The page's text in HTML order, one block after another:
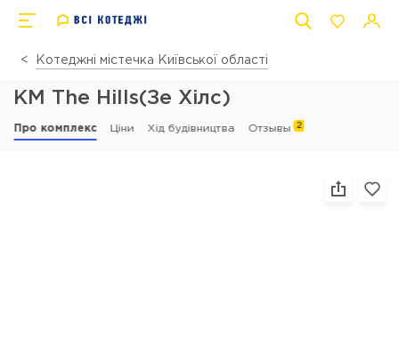
Котеджні містечка Київської області
КМ The Hills(Зе Хілс)
Про комплекс Ціни Хід будівництва Отзывы 2